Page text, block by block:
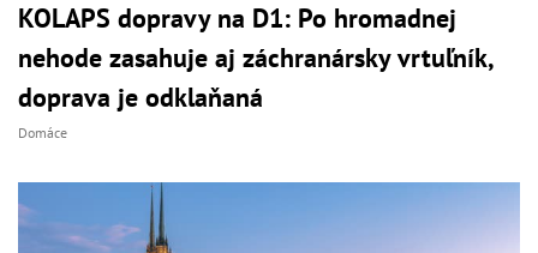
KOLAPS dopravy na D1: Po hromadnej
nehode zasahuje aj záchranársky vrtuľník,
doprava je odklaňaná
Domáce